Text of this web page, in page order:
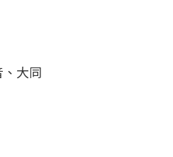
大同